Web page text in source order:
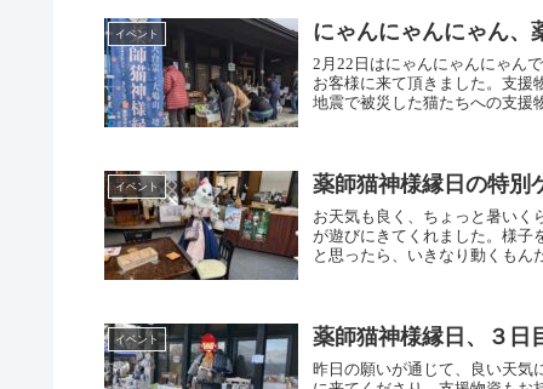
イベント にゃんにゃんにゃん、
2月22日はにゃんにゃんにゃん
お客様に来て頂きました。支援
地震で被災した猫たちへの支援
イベント 薬師猫神様縁日の特別
お天気も良く、ちょっと暑いく
が遊びにきてくれました。様子
と思ったら、いきなり動くも
イベント 薬師猫神様縁日、３日
昨日の願いが通じて、良い天